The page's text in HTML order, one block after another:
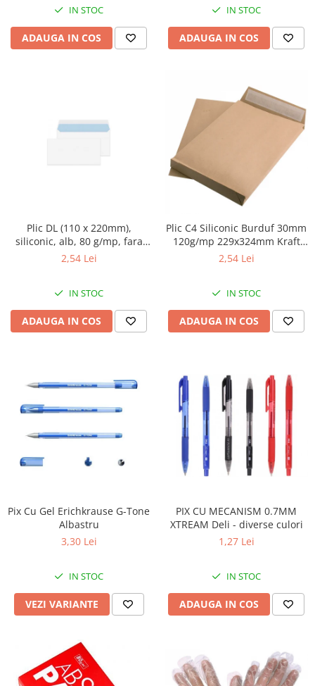
IN STOC
ADAUGA IN COS
IN STOC
ADAUGA IN COS
Plic DL (110 x 220mm),
siliconic, alb, 80 g/mp, fara
fereastra, GPV 10buc/set
2,54 Lei
IN STOC
ADAUGA IN COS
Plic C4 Siliconic Burduf 30mm
120g/mp 229x324mm Kraft
Tip T, GPV
2,54 Lei
IN STOC
ADAUGA IN COS
Pix Cu Gel Erichkrause G-Tone
Albastru
3,30 Lei
IN STOC
VEZI VARIANTE
PIX CU MECANISM 0.7MM
XTREAM Deli - diverse culori
1,27 Lei
IN STOC
ADAUGA IN COS